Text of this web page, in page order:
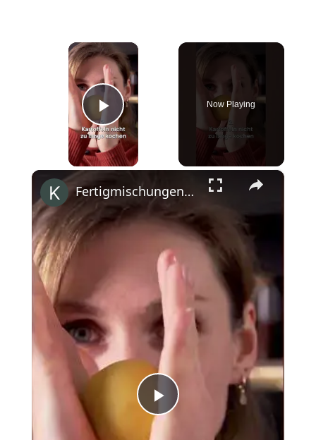
×
Play Video
Now Playing
×
Play
Fertigmischungen adé. Rezept auf kitchenstories.de #siemenshome #shorts